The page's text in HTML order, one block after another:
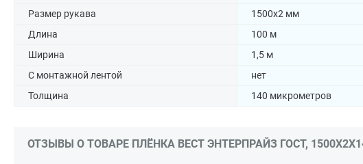
Размер рукава
1500x2 мм
Длина
100 м
Ширина
1,5 м
С монтажной лентой
нет
Толщина
140 микрометров
ОТЗЫВЫ О ТОВАРЕ ПЛЁНКА ВЕСТ ЭНТЕРПРАЙЗ ГОСТ,